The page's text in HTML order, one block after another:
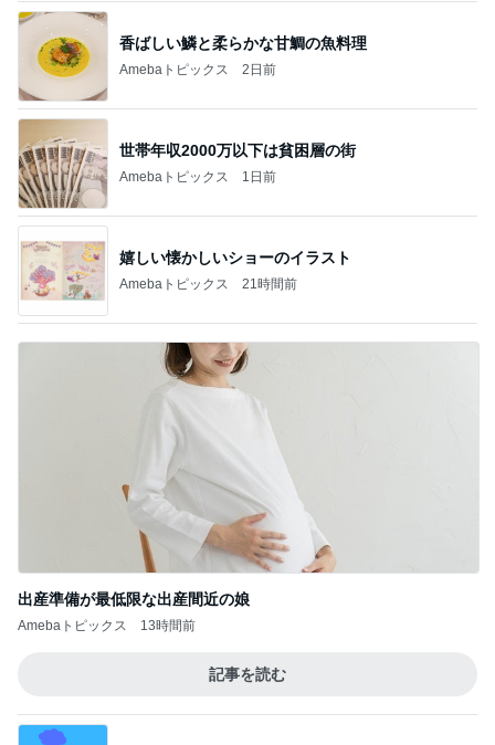
香ばしい鱗と柔らかな甘鯛の魚料理
Amebaトピックス 2日前
世帯年収2000万以下は貧困層の街
Amebaトピックス 1日前
嬉しい懐かしいショーのイラスト
Amebaトピックス 21時間前
出産準備が最低限な出産間近の娘
Amebaトピックス 13時間前
記事を読む